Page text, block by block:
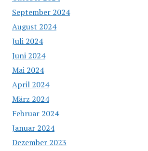
September 2024
August 2024
Juli 2024
Juni 2024
Mai 2024
April 2024
März 2024
Februar 2024
Januar 2024
Dezember 2023